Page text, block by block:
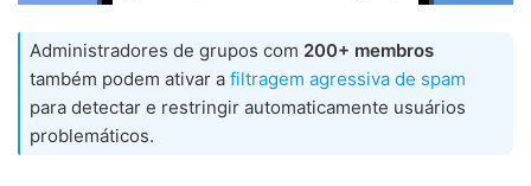
Administradores de grupos com 200+ membros
também podem ativar a filtragem agressiva de spam
para detectar e restringir automaticamente usuários
problemáticos.